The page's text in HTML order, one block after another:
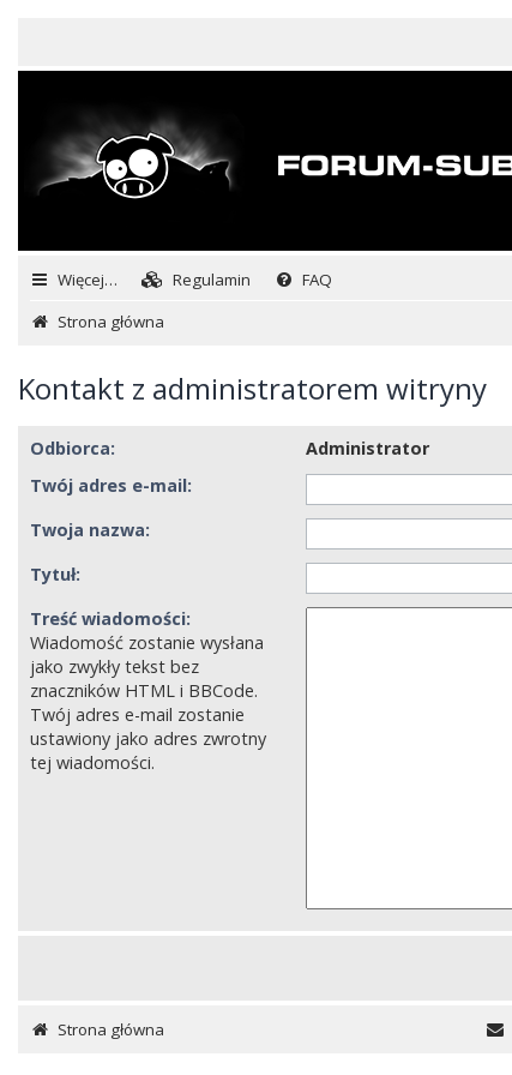
Więcej… Regulamin FAQ
Strona główna
Kontakt z administratorem witryny
Odbiorca:
Administrator
Twój adres e-mail:
Twoja nazwa:
Tytuł:
Treść wiadomości:
Wiadomość zostanie wysłana
jako zwykły tekst bez
znaczników HTML i BBCode.
Twój adres e-mail zostanie
ustawiony jako adres zwrotny
tej wiadomości.
Strona główna